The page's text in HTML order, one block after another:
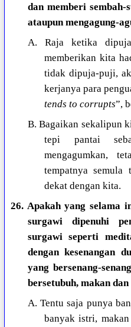
dan memberi sembah-
ataupun mengagung-
A. Raja ketika
memberikan kita
tidak dipuja-puji,
kerjanya para
tends to corrupts”,
B. Bagaikan sekalipun
tepi pantai
mengagumkan,
tempatnya semula
dekat dengan kita.
26. Apakah yang selama
surgawi dipenuhi
surgawi seperti
dengan kesenangan
yang bersenang-
bersetubuh, makan
A. Tentu saja punya
banyak istri,